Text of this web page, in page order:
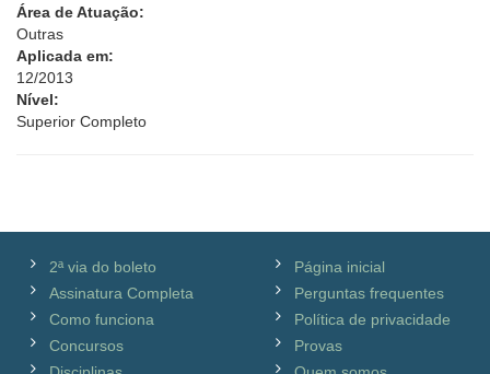
Área de Atuação:
Outras
Aplicada em:
12/2013
Nível:
Superior Completo
2ª via do boleto
Assinatura Completa
Como funciona
Concursos
Página inicial
Perguntas frequentes
Política de privacidade
Provas